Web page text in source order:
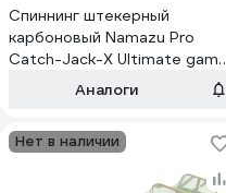
Спиннинг штекерный
карбоновый Namazu Pro
Catch-Jack-X Ultimate game
IM8 2.1 м, 3-15 г NP-CJUG-21L
Аналоги
Нет в наличии